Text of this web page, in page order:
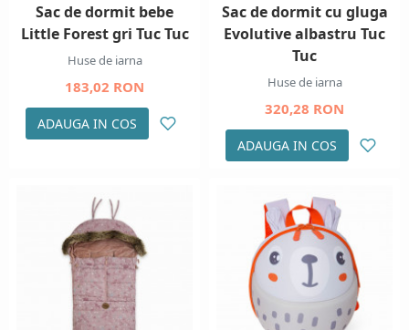
Sac de dormit bebe
Little Forest gri Tuc Tuc
Huse de iarna
183,02 RON
ADAUGA IN COS
Sac de dormit cu gluga
Evolutive albastru Tuc
Tuc
Huse de iarna
320,28 RON
ADAUGA IN COS